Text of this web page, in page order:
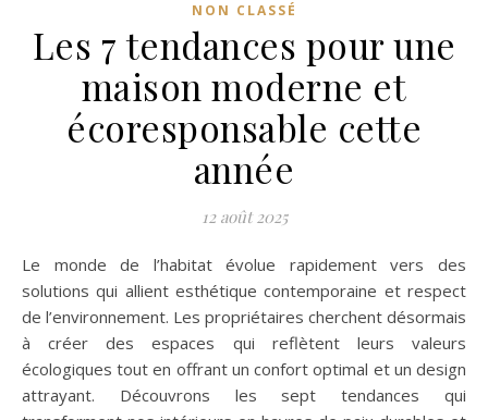
NON CLASSÉ
Les 7 tendances pour une
maison moderne et
écoresponsable cette
année
12 août 2025
Le monde de l’habitat évolue rapidement vers des
solutions qui allient esthétique contemporaine et respect
de l’environnement. Les propriétaires cherchent désormais
à créer des espaces qui reflètent leurs valeurs
écologiques tout en offrant un confort optimal et un design
attrayant. Découvrons les sept tendances qui